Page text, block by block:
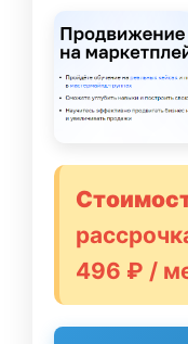
496 ₽ /